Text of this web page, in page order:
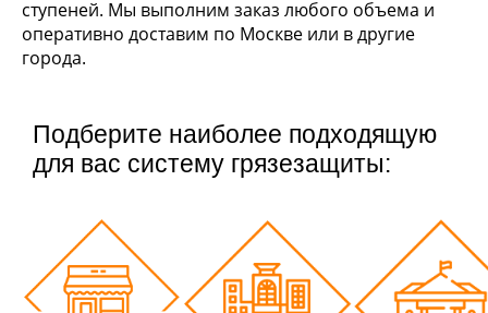
ступеней. Мы выполним заказ любого объема и
оперативно доставим по Москве или в другие
города.
Подберите наиболее подходящую
для вас систему грязезащиты: